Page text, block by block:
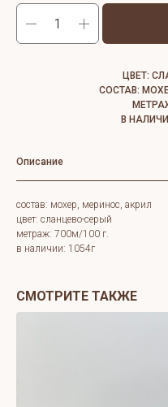
ЦВЕТ:
СОСТАВ:
В
Описание
состав: мохер, меринос, акрил
цвет: сланцево-серый
метраж: 700м/100 г.
в наличии: 1054г
СМОТРИТЕ ТАКЖЕ